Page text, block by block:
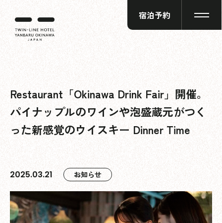
宿泊予約
Restaurant「Okinawa Drink Fair」開催。
パイナップルのワインや泡盛蔵元がつく
った新感覚のウイスキー Dinner Time
2025.03.21 お知らせ